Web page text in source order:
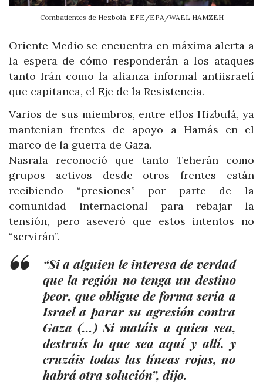
Combatientes de Hezbolá. EFE/EPA/WAEL HAMZEH
Oriente Medio se encuentra en máxima alerta a
la espera de cómo responderán a los ataques
tanto Irán como la alianza informal antiisraelí
que capitanea, el Eje de la Resistencia.
Varios de sus miembros, entre ellos Hizbulá, ya
mantenían frentes de apoyo a Hamás en el
marco de la guerra de Gaza.
Nasrala reconoció que tanto Teherán como
grupos activos desde otros frentes están
recibiendo “presiones” por parte de la
comunidad internacional para rebajar la
tensión, pero aseveró que estos intentos no
“servirán”.
“Si a alguien le interesa de verdad
que la región no tenga un destino
peor, que obligue de forma seria a
Israel a parar su agresión contra
Gaza (…) Si matáis a quien sea,
destruís lo que sea aquí y allí, y
cruzáis todas las líneas rojas, no
habrá otra solución”, dijo.